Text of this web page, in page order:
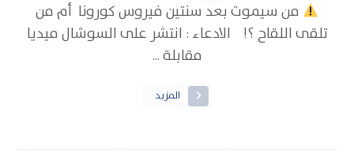
من سيموت بعد سنتين فيروس كورونا أم من
تلقى اللقاح ؟! الادعاء : انتشر على السوشال ميديا
مقابلة ...
المزيد